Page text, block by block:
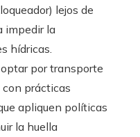
lejos de
impedir la
hídricas.
optar por transporte
prácticas
apliquen políticas
la huella